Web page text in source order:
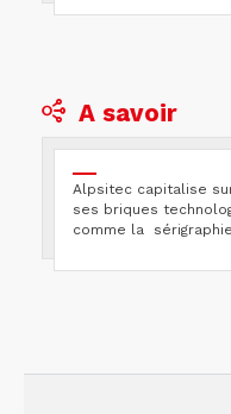
A savoir
Alpsitec capitalise
ses briques
comme la